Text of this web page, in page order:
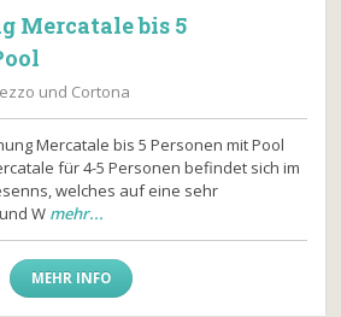
Mercatale bis 5
und Cortona
Mercatale bis 5 Personen mit Pool
für 4-5 Personen befindet sich im
welches auf eine sehr
W mehr...
MEHR INFO